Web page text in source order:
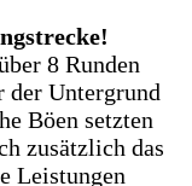
8 Runden
der Untergrund
Böen setzten
zusätzlich das
Leistungen